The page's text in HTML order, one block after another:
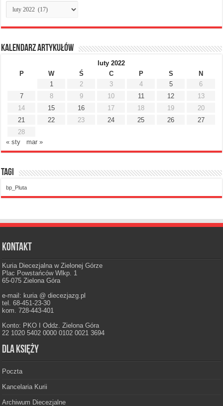
Archiwum
miesięczne
Kalendarz artykułów
luty 2022
P
W Ś C P S
N
1
2 3 4 5
6
7
8 9 10 11 12
13
14
15 16 17 18 19
20
21
22 23 24 25 26
27
28
« sty
mar »
Tagi
bp_Pluta
Kontakt
Kuria Diecezjalna w Zielonej Górze
Plac Powstańców Wlkp. 1
65-075 Zielona Góra
e-mail: kuria @ diecezjazg.pl
tel. 68-451-23-30
kom. 728-443-401
Konto: PKO I Oddz. Zielona Góra
22 1020 5402 0000 0102 0021 3694
Dla księży
Poczta
Kancelaria Kurii
Archiwum Diecezjalne